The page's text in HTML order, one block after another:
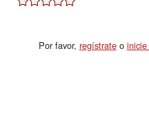
Por favor, regístrateo